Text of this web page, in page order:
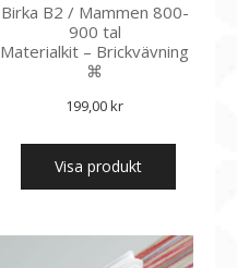
Birka B2 / Mammen 800-
900 tal
Materialkit – Brickvävning
⌘
199,00kr
Visa produkt